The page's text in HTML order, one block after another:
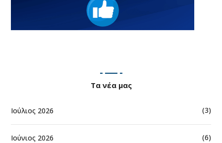
Τα νέα μας
Ιούλιος 2026 (3)
Ιούνιος 2026 (6)